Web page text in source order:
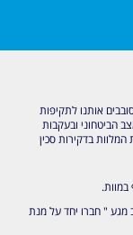
אותנו לתקיפות
הביטחוני ובעקבות
בדקירות סכין
" חברו יחד על מנת